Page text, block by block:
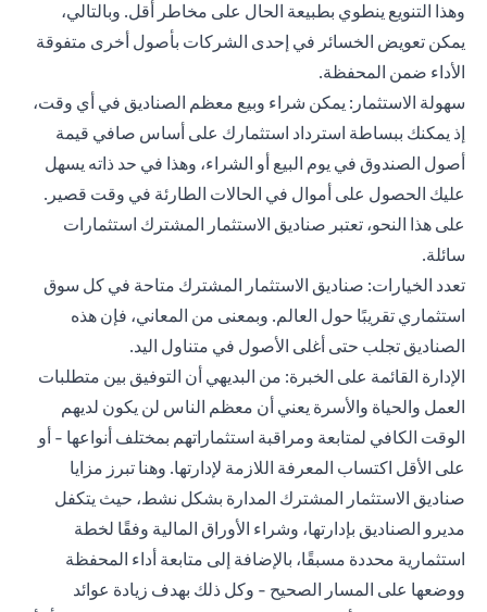
وهذا التنويع ينطوي بطبيعة الحال على مخاطر أقل. وبالتالي،
يمكن تعويض الخسائر في إحدى الشركات بأصول أخرى متفوقة
الأداء ضمن المحفظة.
سهولة الاستثمار: يمكن شراء وبيع معظم الصناديق في أي وقت،
إذ يمكنك ببساطة استرداد استثمارك على أساس صافي قيمة
أصول الصندوق في يوم البيع أو الشراء، وهذا في حد ذاته يسهل
عليك الحصول على أموال في الحالات الطارئة في وقت قصير.
على هذا النحو، تعتبر صناديق الاستثمار المشترك استثمارات
سائلة.
تعدد الخيارات: صناديق الاستثمار المشترك متاحة في كل سوق
استثماري تقريبًا حول العالم. وبمعنى من المعاني، فإن هذه
الصناديق تجلب حتى أغلى الأصول في متناول اليد.
الإدارة القائمة على الخبرة: من البديهي أن التوفيق بين متطلبات
العمل والحياة والأسرة يعني أن معظم الناس لن يكون لديهم
الوقت الكافي لمتابعة ومراقبة استثماراتهم بمختلف أنواعها - أو
على الأقل اكتساب المعرفة اللازمة لإدارتها. وهنا تبرز مزايا
صناديق الاستثمار المشترك المدارة بشكل نشط، حيث يتكفل
مديرو الصناديق بإدارتها، وشراء الأوراق المالية وفقًا لخطة
استثمارية محددة مسبقًا، بالإضافة إلى متابعة أداء المحفظة
ووضعها على المسار الصحيح - وكل ذلك بهدف زيادة عوائد